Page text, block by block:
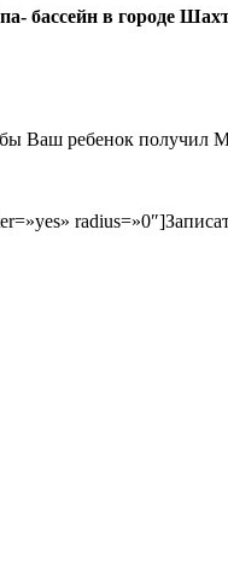
бассейн в городе
Ваш ребенок получил